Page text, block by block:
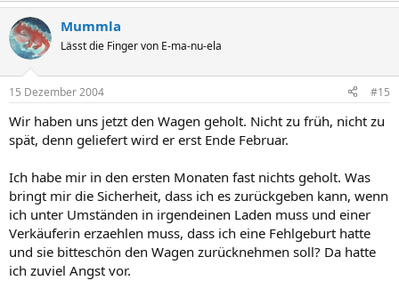
Mummla
Lässt die Finger von E-ma-nu-ela
15 Dezember 2004 #15
Wir haben uns jetzt den Wagen geholt. Nicht zu früh, nicht zu
spät, denn geliefert wird er erst Ende Februar.
Ich habe mir in den ersten Monaten fast nichts geholt. Was
bringt mir die Sicherheit, dass ich es zurückgeben kann, wenn
ich unter Umständen in irgendeinen Laden muss und einer
Verkäuferin erzaehlen muss, dass ich eine Fehlgeburt hatte
und sie bitteschön den Wagen zurücknehmen soll? Da hatte
ich zuviel Angst vor.